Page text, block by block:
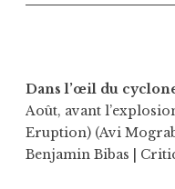
Dans l’œil du
Août, avant
Eruption) (Avi
Benjamin Bibas |